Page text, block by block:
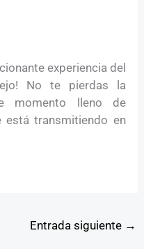
experiencia del
No te pierdas la
momento lleno de
transmitiendo en
Entrada siguiente →